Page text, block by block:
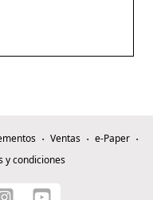
Ventas
e-Paper
y condiciones